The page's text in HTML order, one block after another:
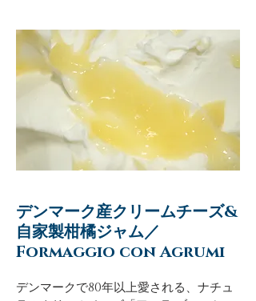
デンマーク産クリームチーズ&
自家製柑橘ジャム／
Formaggio con Agrumi
デンマークで80年以上愛される、ナチュ